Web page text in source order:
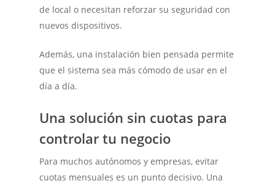
de local o necesitan reforzar su seguridad con
nuevos dispositivos.
Además, una instalación bien pensada permite
que el sistema sea más cómodo de usar en el
día a día.
Una solución sin cuotas para
controlar tu negocio
Para muchos autónomos y empresas, evitar
cuotas mensuales es un punto decisivo. Una